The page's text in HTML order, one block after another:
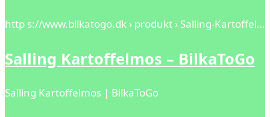
http s://www.bilkatogo.dk › produkt › Salling-Kartoffel…
Salling Kartoffelmos – BilkaToGo
Salling Kartoffelmos | BilkaToGo